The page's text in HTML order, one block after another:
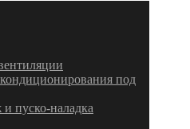
под
пуско-наладка